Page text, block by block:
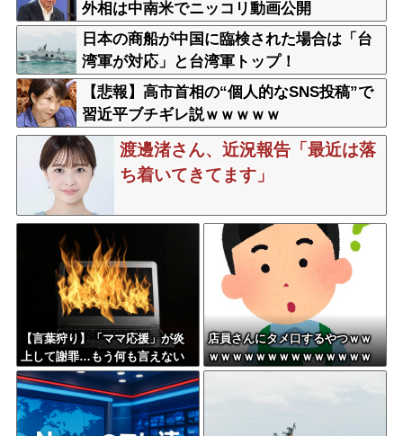
外相は中南米でニッコリ動画公開
日本の商船が中国に臨検された場合は「台
湾軍が対応」と台湾軍トップ！
【悲報】高市首相の“個人的なSNS投稿”で
習近平ブチギレ説ｗｗｗｗｗ
渡邊渚さん、近況報告「最近は落
ち着いてきてます」
【言葉狩り】「ママ応援」が炎
上して謝罪…もう何も言えない
店員さんにタメ口するやつｗｗ
ｗｗｗｗｗｗｗｗｗｗｗｗｗｗ
ｗｗｗｗｗｗｗｗ